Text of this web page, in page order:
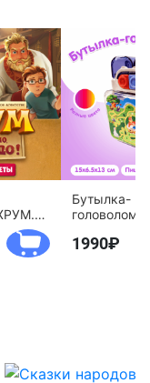
Бутылка-
агентство
1990